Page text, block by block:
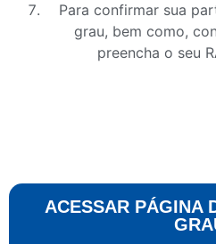
Para confirmar sua
grau, bem como,
preencha o seu
ACESSAR PÁGINA